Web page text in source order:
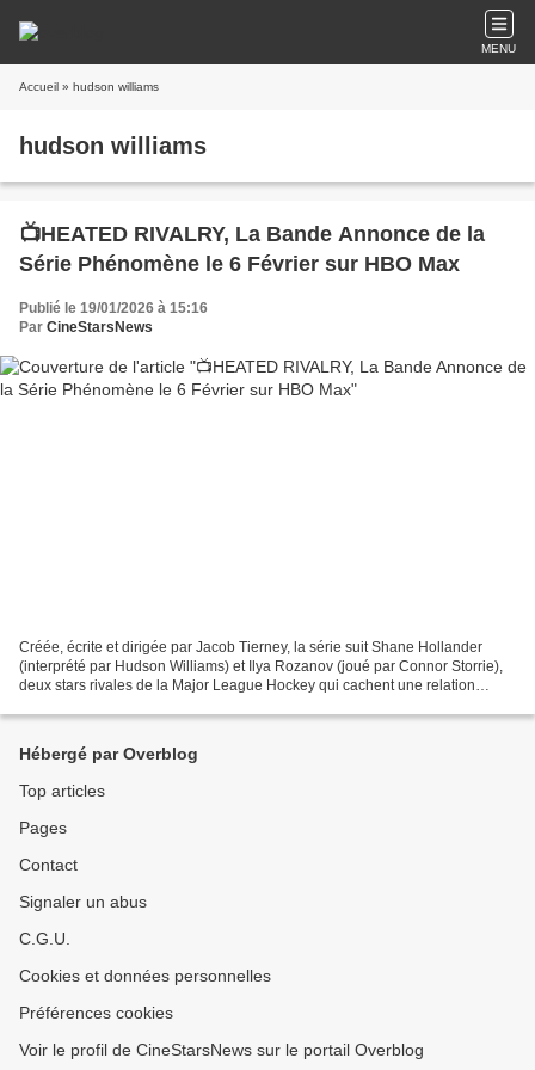
MENU
Accueil » hudson williams
hudson williams
📺HEATED RIVALRY, La Bande Annonce de la
Série Phénomène le 6 Février sur HBO Max
Publié le 19/01/2026 à 15:16
Par CineStarsNews
Créée, écrite et dirigée par Jacob Tierney, la série suit Shane Hollander
(interprété par Hudson Williams) et Ilya Rozanov (joué par Connor Storrie),
deux stars rivales de la Major League Hockey qui cachent une relation
Hébergé par Overblog
Top articles
Pages
Contact
Signaler un abus
C.G.U.
Cookies et données personnelles
Préférences cookies
Voir le profil de CineStarsNews sur le portail Overblog